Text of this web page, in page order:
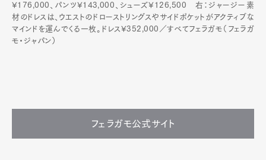
¥176,000、パンツ¥143,000、シューズ¥126,500 右：ジャージー素
材のドレスは、ウエストのドローストリングスやサイドポケットがアクティブな
マインドを運んでくる一枚。ドレス¥352,000／すべてフェラガモ（フェラガ
モ・ジャパン）
フェラガモ公式サイト